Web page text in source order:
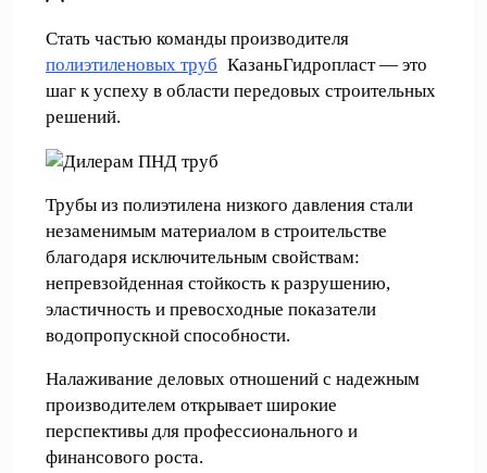
Стать частью команды производителя
полиэтиленовых труб КазаньГидропласт — это
шаг к успеху в области передовых строительных
решений.
Трубы из полиэтилена низкого давления стали
незаменимым материалом в строительстве
благодаря исключительным свойствам:
непревзойденная стойкость к разрушению,
эластичность и превосходные показатели
водопропускной способности.
Налаживание деловых отношений с надежным
производителем открывает широкие
перспективы для профессионального и
финансового роста.